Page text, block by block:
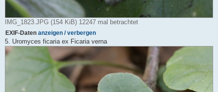
IMG_1823.JPG (154 KiB) 12247 mal betrachtet
EXIF-Daten anzeigen / verbergen
5. Uromyces ficaria ex Ficaria verna